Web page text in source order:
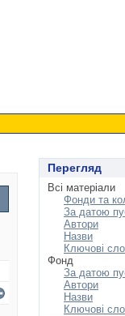
Перегляд
Всі матеріали
Фонди та
За датою
Автори
Назви
Ключові
Фонд
За датою
Автори
Назви
Ключові